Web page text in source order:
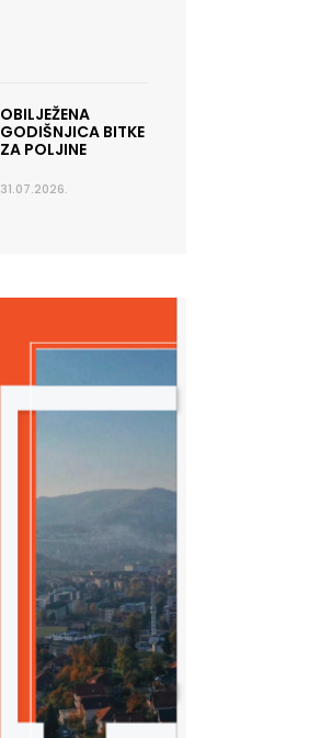
OBILJEŽENA
GODIŠNJICA BITKE
ZA POLJINE
31.07.2026.